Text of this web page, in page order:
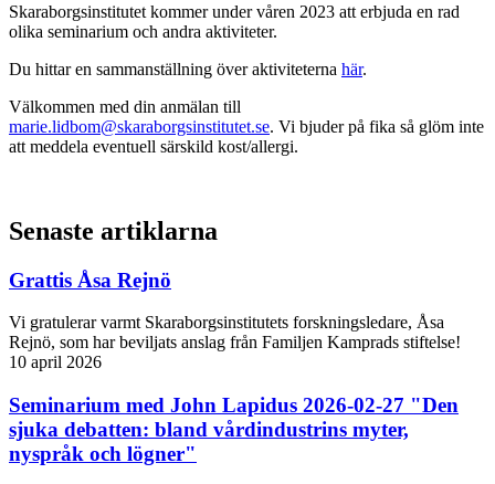
Skaraborgsinstitutet kommer under våren 2023 att erbjuda en rad
olika seminarium och andra aktiviteter.
Du hittar en sammanställning över aktiviteterna här.
Välkommen med din anmälan till
marie.lidbom@skaraborgsinstitutet.se. Vi bjuder på fika så glöm inte
att meddela eventuell särskild kost/allergi.
Senaste artiklarna
Grattis Åsa Rejnö
Vi gratulerar varmt Skaraborgsinstitutets forskningsledare, Åsa
Rejnö, som har beviljats anslag från Familjen Kamprads stiftelse!
10 april 2026
Seminarium med John Lapidus 2026-02-27 "Den
sjuka debatten: bland vårdindustrins myter,
nyspråk och lögner"